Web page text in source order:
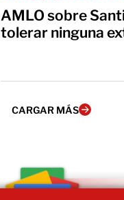
AMLO sobre
tolerar ninguna
CARGAR MÁS